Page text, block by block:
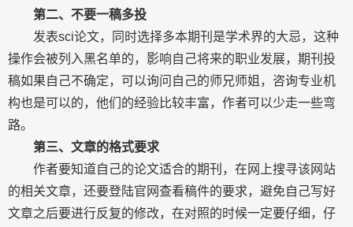
第二、不要一稿多投
发表sci论文，同时选择多本期刊是学术界的大忌，这种
操作会被列入黑名单的，影响自己将来的职业发展，期刊投
稿如果自己不确定，可以询问自己的师兄师姐，咨询专业机
构也是可以的，他们的经验比较丰富，作者可以少走一些弯
路。
第三、文章的格式要求
作者要知道自己的论文适合的期刊，在网上搜寻该网站
的相关文章，还要登陆官网查看稿件的要求，避免自己写好
文章之后要进行反复的修改，在对照的时候一定要仔细，仔